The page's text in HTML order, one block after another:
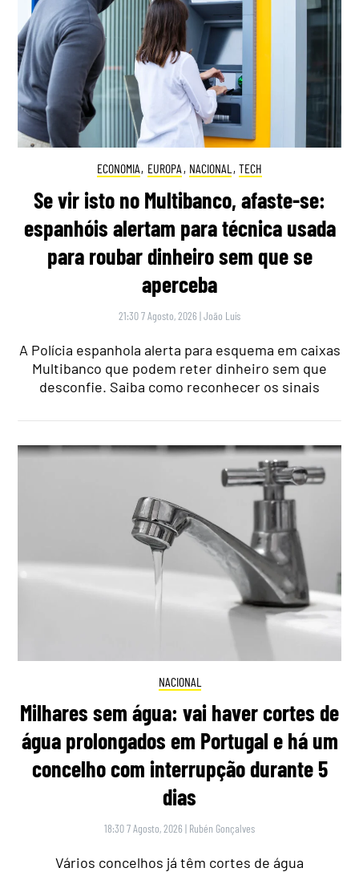
ECONOMIA, EUROPA , NACIONAL , TECH
Se vir isto no Multibanco, afaste-se:
espanhóis alertam para técnica usada
para roubar dinheiro sem que se
aperceba
21:30 7 Agosto, 2026 |João Luís
A Polícia espanhola alerta para esquema em caixas
Multibanco que podem reter dinheiro sem que
desconfie. Saiba como reconhecer os sinais
NACIONAL
Milhares sem água: vai haver cortes de
água prolongados em Portugal e há um
concelho com interrupção durante 5
dias
18:30 7 Agosto, 2026 | Rubén Gonçalves
Vários concelhos já têm cortes de água